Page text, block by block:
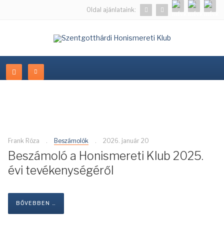
Oldal ajánlataink:
Frank Róza Beszámolók 2026. január 20
Beszámoló a Honismereti Klub 2025.
évi tevékenységéről
BŐVEBBEN …